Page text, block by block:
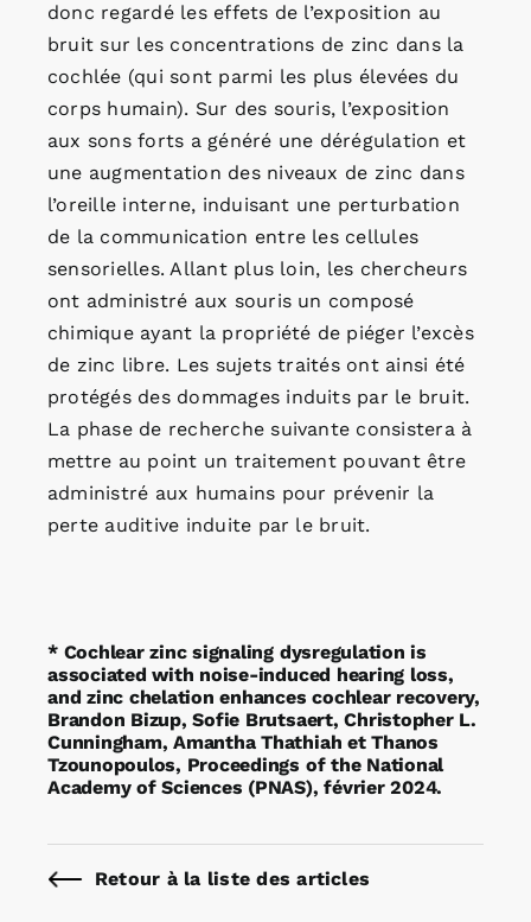
donc regardé les effets de l’exposition au
bruit sur les concentrations de zinc dans la
cochlée (qui sont parmi les plus élevées du
corps humain). Sur des souris, l’exposition
aux sons forts a généré une dérégulation et
une augmentation des niveaux de zinc dans
l’oreille interne, induisant une perturbation
de la communication entre les cellules
sensorielles. Allant plus loin, les chercheurs
ont administré aux souris un composé
chimique ayant la propriété de piéger l’excès
de zinc libre. Les sujets traités ont ainsi été
protégés des dommages induits par le bruit.
La phase de recherche suivante consistera à
mettre au point un traitement pouvant être
administré aux humains pour prévenir la
perte auditive induite par le bruit.
* Cochlear zinc signaling dysregulation is
associated with noise-induced hearing loss,
and zinc chelation enhances cochlear recovery,
Brandon Bizup, Sofie Brutsaert, Christopher L.
Cunningham, Amantha Thathiah et Thanos
Tzounopoulos, Proceedings of the National
Academy of Sciences (PNAS), février 2024.
Retour à la liste des articles